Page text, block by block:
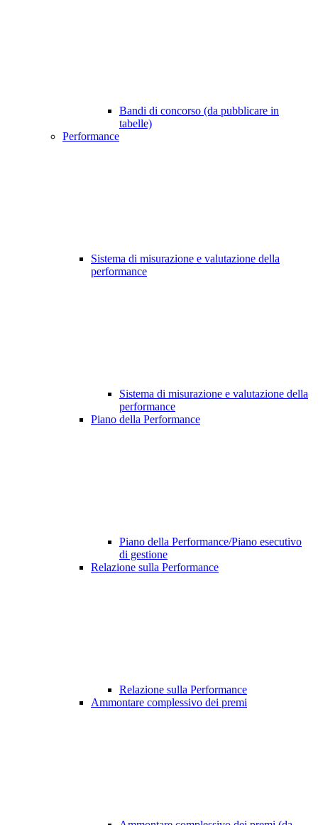
Bandi di concorso (da pubblicare in
tabelle)
Performance
Sistema di misurazione e valutazione della
performance
Sistema di misurazione e valutazione della
performance
Piano della Performance
Piano della Performance/Piano esecutivo
di gestione
Relazione sulla Performance
Relazione sulla Performance
Ammontare complessivo dei premi